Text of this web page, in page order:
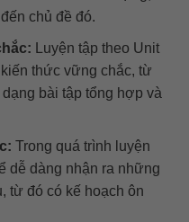
chủ đề đó.
Luyện tập theo Unit
thức vững chắc, từ
bài tập tổng hợp và
Trong quá trình luyện
dễ dàng nhận ra những
từ đó có kế hoạch ôn